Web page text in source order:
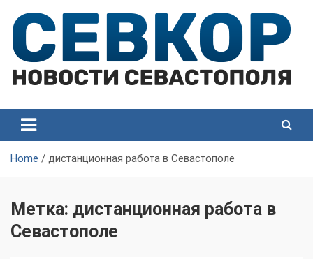
content
Севастополя
Севастополя
Home дистанционная работа в Севастополе
Метка: дистанционная работа в
Севастополе